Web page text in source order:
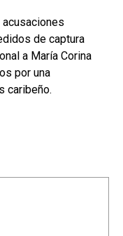
de captura
a María Corina
por una
caribeño.